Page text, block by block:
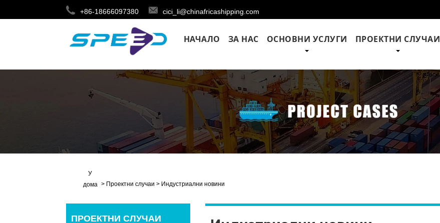
+86-18666097380 cici_li@chinafricashipping.com
НАЧАЛО ЗА НАС ОСНОВНИ УСЛУГИ ПРОЕКТНИ СЛУЧАИ
У
дома > Проектни случаи > Индустриални новини
ПРОЕКТНИ СЛУЧАИ